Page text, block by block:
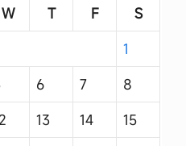
W T F
S
1
6 7
8
13 14 15